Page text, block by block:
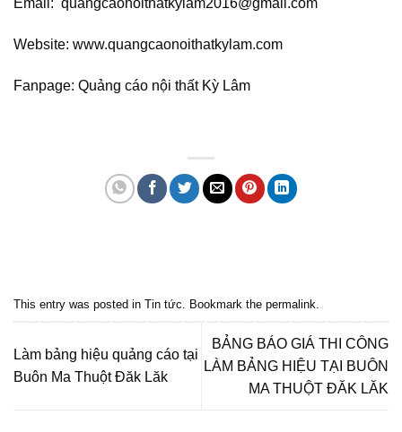
Email: quangcaonoithatkylam2016@gmail.com
Website: www.quangcaonoithatkylam.com
Fanpage: Quảng cáo nội thất Kỳ Lâm
This entry was posted in Tin tức. Bookmark the permalink.
Làm bảng hiệu quảng cáo tại
Buôn Ma Thuột Đăk Lăk
BẢNG BÁO GIÁ THI CÔNG
LÀM BẢNG HIỆU TẠI BUÔN
MA THUỘT ĐĂK LĂK